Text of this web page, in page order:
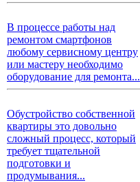
В процессе работы над
ремонтом смартфонов
любому сервисному центру
или мастеру необходимо
оборудование для ремонта...
Обустройство собственной
квартиры это довольно
сложный процесс, который
требует тщательной
подготовки и
продумывания...